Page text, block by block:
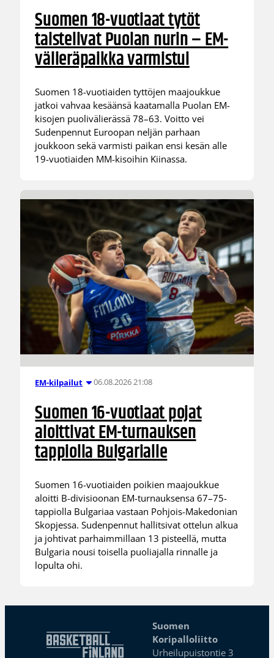
Suomen 18-vuotiaat tytöt
taistelivat Puolan nurin – EM-
välieräpaikka varmistui
Suomen 18-vuotiaiden tyttöjen maajoukkue
jatkoi vahvaa kesäänsä kaatamalla Puolan EM-
kisojen puolivälierässä 78–63. Voitto vei
Sudenpennut Euroopan neljän parhaan
joukkoon sekä varmisti paikan ensi kesän alle
19-vuotiaiden MM-kisoihin Kiinassa.
EM-kilpailut 06.08.2026 21:08
Suomen 16-vuotiaat pojat
aloittivat EM-turnauksen
tappiolla Bulgarialle
Suomen 16-vuotiaiden poikien maajoukkue
aloitti B-divisioonan EM-turnauksensa 67–75-
tappiolla Bulgariaa vastaan Pohjois-Makedonian
Skopjessa. Sudenpennut hallitsivat ottelun alkua
ja johtivat parhaimmillaan 13 pisteellä, mutta
Bulgaria nousi toisella puoliajalla rinnalle ja
lopulta ohi.
Suomen
Koripalloliitto
Urheilupuistontie 3